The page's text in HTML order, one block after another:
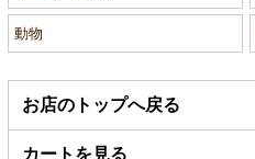
動物
お店のトップへ戻る
カートを見る